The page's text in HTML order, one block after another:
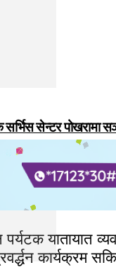
सर्भिस सेन्टर पोखरामा
यातायात
कार्यक्रम